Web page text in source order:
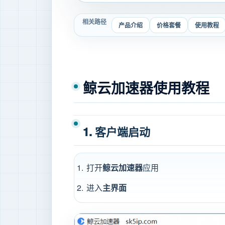
相关路径 产品介绍 价格套餐 使用教程
鲸云加速器使用教程
1. 客户端启动
打开鲸云加速器应用
进入主界面